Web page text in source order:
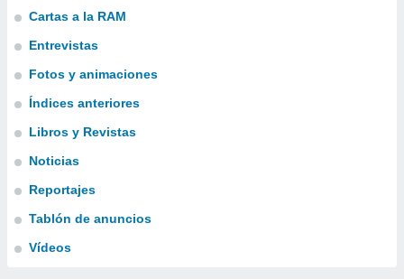
Cartas a la RAM
Entrevistas
Fotos y animaciones
Índices anteriores
Libros y Revistas
Noticias
Reportajes
Tablón de anuncios
Vídeos